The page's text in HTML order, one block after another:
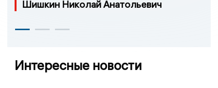
Шишкин Николай Анатольевич
Интересные новости